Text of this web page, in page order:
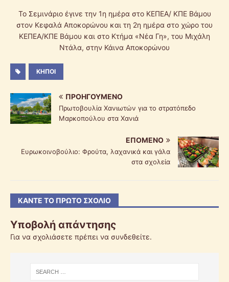
Το Σεμινάριο έγινε την 1η ημέρα στο ΚΕΠΕΑ/ ΚΠΕ Βάμου
στον Κεφαλά Αποκορώνου και τη 2η ημέρα στο χώρο του
ΚΕΠΕΑ/ΚΠΕ Βάμου και στο Κτήμα «Νέα Γη», του Μιχάλη
Ντάλα, στην Κάινα Αποκορώνου
ΚΉΠΟΙ
ΠΡΟΗΓΟΎΜΕΝΟ
Πρωτοβουλία Χανιωτών για το στρατόπεδο
Μαρκοπούλου στα Χανιά
ΕΠΌΜΕΝΟ
Ευρωκοινοβούλιο: Φρούτα, λαχανικά και γάλα
στα σχολεία
ΚΆΝΤΕ ΤΟ ΠΡΏΤΟ ΣΧΌΛΙΟ
Υποβολή απάντησης
Για να σχολιάσετε πρέπει να συνδεθείτε.